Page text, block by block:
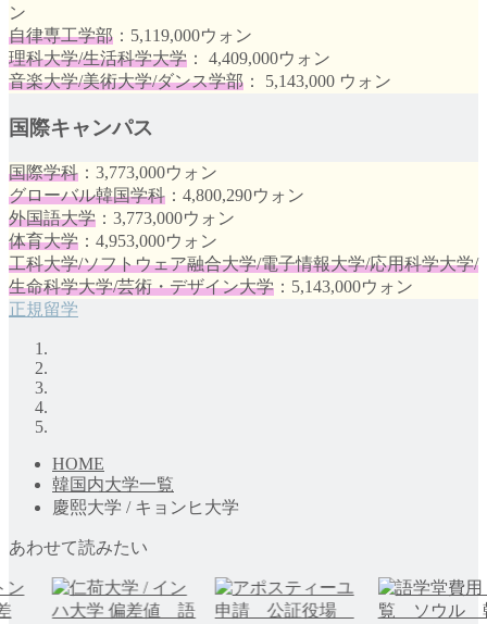
ン
自律専工学部 ：5,119,000ウォン
理科大学/生活科学大学 ： 4,409,000ウォン
音楽大学/美術大学/ダンス学部 ： 5,143,000 ウォン
国際キャンパス
国際学科 ：3,773,000ウォン
グローバル韓国学科 ：4,800,290ウォン
外国語大学 ：3,773,000ウォン
体育大学 ：4,953,000ウォン
工科大学/ソフトウェア融合大学/電子情報大学/応用科学大学/
生命科学大学/芸術・デザイン大学 ：5,143,000ウォン
正規留学
HOME
韓国内大学一覧
慶熙大学 / キョンヒ大学
あわせて読みたい